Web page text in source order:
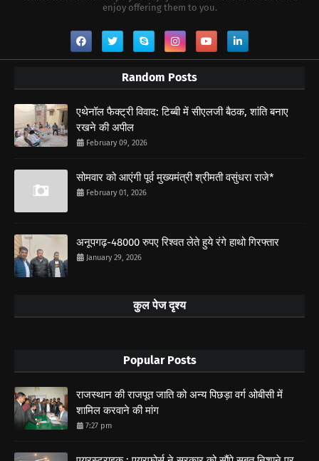
enjoy offering them to you.
Random Posts
एथेनॉल फैक्ट्री विवाद: टिब्बी में सीएलजी बैठक, शांति बनाए
रखने की अपील
February 09, 2026
सोमवार को आएंगी पूर्व मुख्यमंत्री श्रीमती वसुंधरा राजे*
February 01, 2026
अनूपगढ़-48000 रुपए रिश्वत लेते हुये रंगे हाथो गिरफ्तार
January 29, 2026
कुल पेज दृश्य
Popular Posts
राजस्थान की राजपूत जाति को अन्य पिछड़ा वर्ग ओबीसी में
शामिल करवाने की मांग
7:27 pm